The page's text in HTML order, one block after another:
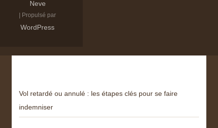
Neve
| Propulsé par
WordPress
Vol retardé ou annulé : les étapes clés pour se faire
indemniser